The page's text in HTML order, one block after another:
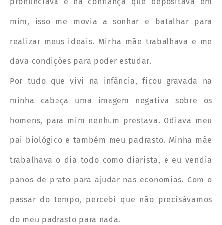
mim, isso me movia a sonhar e batalhar para
realizar meus ideais. Minha mãe trabalhava e me
dava condições para poder estudar.
Por tudo que vivi na infância, ficou gravada na
minha cabeça uma imagem negativa sobre os
homens, para mim nenhum prestava. Odiava meu
pai biológico e também meu padrasto. Minha mãe
trabalhava o dia todo como diarista, e eu vendia
panos de prato para ajudar nas economias. Com o
passar do tempo, percebi que não precisávamos
do meu padrasto para nada.